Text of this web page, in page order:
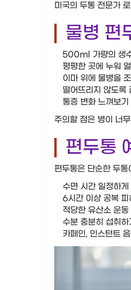
미국의 두통 전문가
물병 편
500ml 가량의 생
평평한 곳에 누워
이마 위에 물병을
떨어뜨리지 않도록
통증 변화 느껴보기
주의할 점은 병이 너
편두통
편두통은 단순한 두통
수면 시간 일정하게
6시간 이상 공복
적당한 유산소 운
수분 충분히 섭취하
카페인, 인스턴트 음